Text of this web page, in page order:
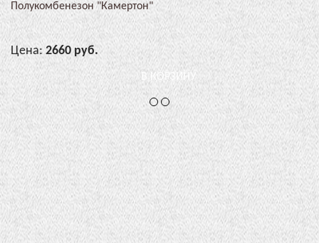
Полукомбенезон "Камертон"
Цена: 2660 руб.
В КОРЗИНУ